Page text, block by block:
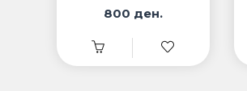
800 ден.